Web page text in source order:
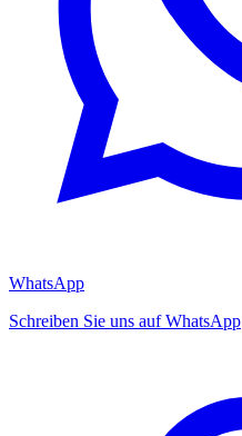
WhatsApp
Schreiben Sie uns auf WhatsApp